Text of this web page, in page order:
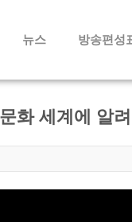
뉴스 방송편성
화 세계에 알